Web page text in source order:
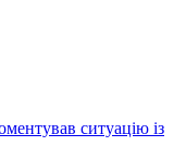
ситуацію із